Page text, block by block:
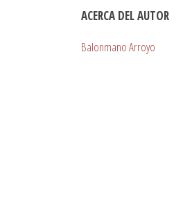
ACERCA DEL AUTOR
Balonmano Arroyo